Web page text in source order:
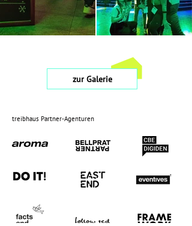
zur Galerie
treibhaus Partner-Agenturen